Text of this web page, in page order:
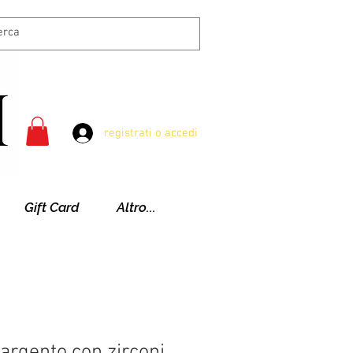
registrati o accedi
Gift Card Altro...